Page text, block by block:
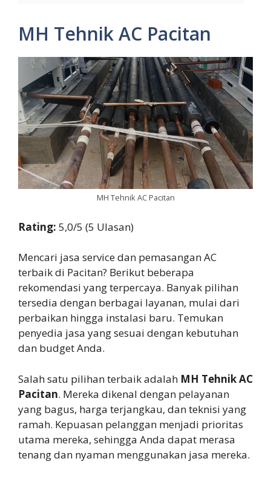
MH Tehnik AC Pacitan
MH Tehnik AC Pacitan
Rating: 5,0/5 (5 Ulasan)
Mencari jasa service dan pemasangan AC
terbaik di Pacitan? Berikut beberapa
rekomendasi yang terpercaya. Banyak pilihan
tersedia dengan berbagai layanan, mulai dari
perbaikan hingga instalasi baru. Temukan
penyedia jasa yang sesuai dengan kebutuhan
dan budget Anda.
Salah satu pilihan terbaik adalah MH Tehnik AC
Pacitan. Mereka dikenal dengan pelayanan
yang bagus, harga terjangkau, dan teknisi yang
ramah. Kepuasan pelanggan menjadi prioritas
utama mereka, sehingga Anda dapat merasa
tenang dan nyaman menggunakan jasa mereka.